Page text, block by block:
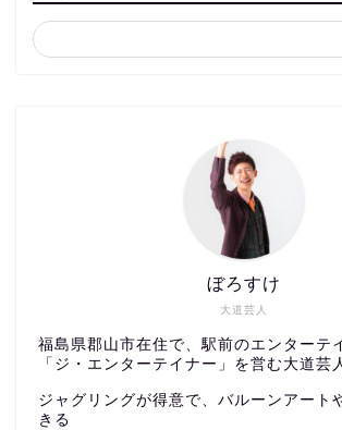
大道芸人
ぼろすけ
福島県郡山市在住で、駅前のエンターテ
「ジ・エンターテイナー」を営む大道芸
ジャグリングが得意で、バルーンアート
きる